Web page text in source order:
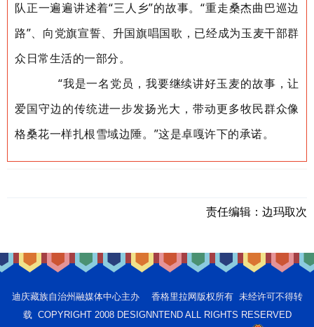
队正一遍遍讲述着“三人乡”的故事。“重走桑杰曲巴巡边
路”、向党旗宣誓、升国旗唱国歌，已经成为玉麦干部群
众日常生活的一部分。
“我是一名党员，我要继续讲好玉麦的故事，让
爱国守边的传统进一步发扬光大，带动更多牧民群众像
格桑花一样扎根雪域边陲。”这是卓嘎许下的承诺。
责任编辑： 边玛取次
迪庆藏族自治州融媒体中心主办 香格里拉网版权所有 未经许可不得转
载 COPYRIGHT 2008 DESIGNNTEND ALL RIGHTS RESERVED